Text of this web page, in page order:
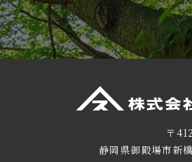
〒
静岡県御殿場市新